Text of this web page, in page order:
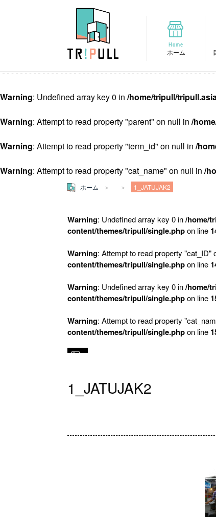
Home
ホーム
Warning: Undefined array key 0 in /home/tripull/
Warning: Attempt to read property "parent" on null in /
Warning: Attempt to read property "term_id" on null in /
Warning: Attempt to read property "cat_name" on null in /
ホーム 1_JATUJAK2
Warning: Undefined array key 0 in/home/
content/themes/tripull/single.phpon line
Warning: Attempt to read property "cat_ID"
content/themes/tripull/single.phpon line
Warning: Undefined array key 0 in/home/
content/themes/tripull/single.phpon line
Warning: Attempt to read property
content/themes/tripull/single.phpon line
1_JATUJAK2